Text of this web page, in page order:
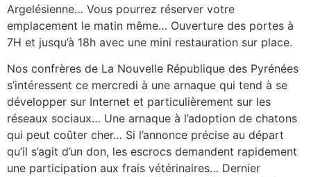
Argelésienne… Vous pourrez réserver votre
emplacement le matin même… Ouverture des portes à
7H et jusqu’à 18h avec une mini restauration sur place.
Nos confrères de La Nouvelle République des Pyrénées
s’intéressent ce mercredi à une arnaque qui tend à se
développer sur Internet et particulièrement sur les
réseaux sociaux… Une arnaque à l’adoption de chatons
qui peut coûter cher… Si l’annonce précise au départ
qu’il s’agit d’un don, les escrocs demandent rapidement
une participation aux frais vétérinaires… Dernier